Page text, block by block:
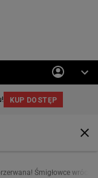
Śmigłowce wróciły